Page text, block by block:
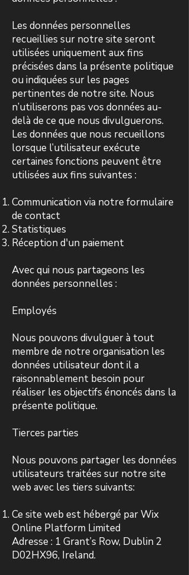
Les données personnelles
recueillies sur notre site seront
utilisées uniquement aux fins
précisées dans la présente politique
ou indiquées sur les pages
pertinentes de notre site. Nous
n’utiliserons pas vos données au-
delà de ce que nous divulguerons.
Les données que nous recueillons
lorsque l’utilisateur exécute
certaines fonctions peuvent être
utilisées aux fins suivantes :
Communication via notre formulaire
de contact
Statistiques
Réception d'un paiement
Avec qui nous partageons les
données personnelles :
Employés
Nous pouvons divulguer à tout
membre de notre organisation les
données utilisateur dont il a
raisonnablement besoin pour
réaliser les objectifs énoncés dans la
présente politique.
Tierces parties
Nous pouvons partager les données
utilisateurs traitées sur notre site
web avec les tiers suivants:
Ce site web est hébergé par Wix
Online Platform Limited
Adresse : 1 Grant’s Row, Dublin 2
D02HX96, Ireland.